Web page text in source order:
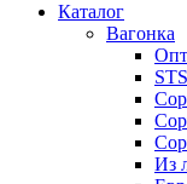
Каталог
Вагонка
STS
Из